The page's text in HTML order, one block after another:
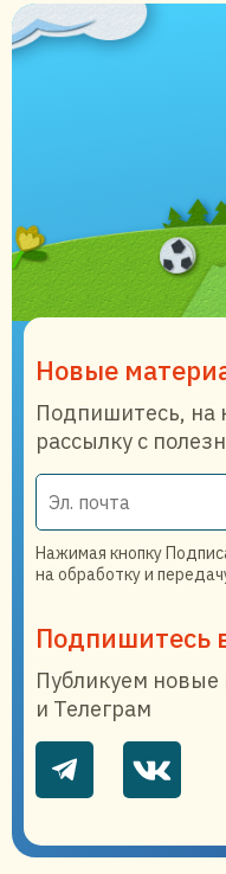
Новые
Подпишитесь, на
рассылку с
Нажимая кнопку
на обработку и
Подпишитесь
Публикуем
и Телеграм